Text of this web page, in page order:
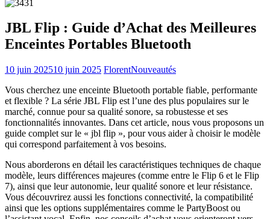
JBL Flip : Guide d’Achat des Meilleures
Enceintes Portables Bluetooth
10 juin 202510 juin 2025 FlorentNouveautés
Vous cherchez une enceinte Bluetooth portable fiable, performante
et flexible ? La série JBL Flip est l’une des plus populaires sur le
marché, connue pour sa qualité sonore, sa robustesse et ses
fonctionnalités innovantes. Dans cet article, nous vous proposons un
guide complet sur le « jbl flip », pour vous aider à choisir le modèle
qui correspond parfaitement à vos besoins.
Nous aborderons en détail les caractéristiques techniques de chaque
modèle, leurs différences majeures (comme entre le Flip 6 et le Flip
7), ainsi que leur autonomie, leur qualité sonore et leur résistance.
Vous découvrirez aussi les fonctions connectivité, la compatibilité
ainsi que les options supplémentaires comme le PartyBoost ou